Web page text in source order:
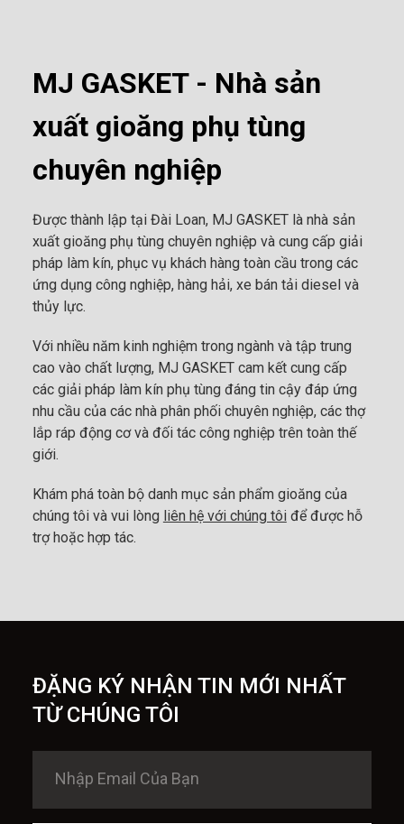
MJ GASKET - Nhà sản
xuất gioăng phụ tùng
chuyên nghiệp
Được thành lập tại Đài Loan, MJ GASKET là nhà sản
xuất gioăng phụ tùng chuyên nghiệp và cung cấp giải
pháp làm kín, phục vụ khách hàng toàn cầu trong các
ứng dụng công nghiệp, hàng hải, xe bán tải diesel và
thủy lực.
Với nhiều năm kinh nghiệm trong ngành và tập trung
cao vào chất lượng, MJ GASKET cam kết cung cấp
các giải pháp làm kín phụ tùng đáng tin cậy đáp ứng
nhu cầu của các nhà phân phối chuyên nghiệp, các thợ
lắp ráp động cơ và đối tác công nghiệp trên toàn thế
giới.
Khám phá toàn bộ danh mục sản phẩm gioăng của
chúng tôi và vui lòng liên hệ với chúng tôiđể được hỗ
trợ hoặc hợp tác.
ĐẶNG KÝ NHẬN TIN MỚI NHẤT
TỪ CHÚNG TÔI